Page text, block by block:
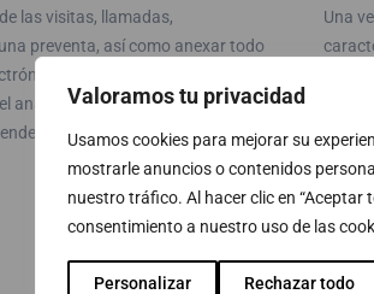
Valoramos tu privacidad
Usamos cookies para mejorar su
mostrarle anuncios o contenidos
nuestro tráfico. Al hacer clic en “Aceptar
consentimiento a nuestro uso de las
Personalizar Rechazar todo
las visitas, llamadas,
preventa, así como anexar todo
Finalmente
análisis de las ofertas (ofertas
volumen de ofertas
Una
partes
por